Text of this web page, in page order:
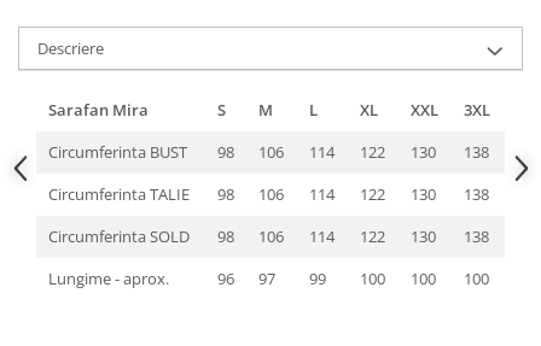
Descriere
Sarafan Mira S M L XL XXL
3XL
Circumferinta BUST
98 106 114 122 130
138
Circumferinta TALIE
98 106 114 122 130
138
Circumferinta SOLD
98 106 114 122 130
138
Lungime - aprox.
96 97 99 100 100 100